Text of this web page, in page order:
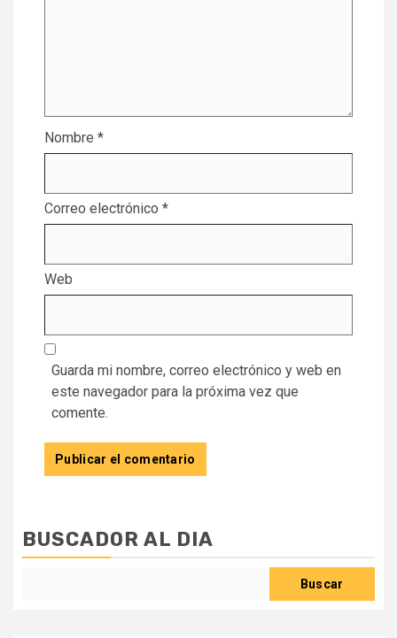
Nombre *
Correo electrónico *
Web
Guarda mi nombre, correo electrónico y web en
este navegador para la próxima vez que
comente.
BUSCADOR AL DIA
Buscar